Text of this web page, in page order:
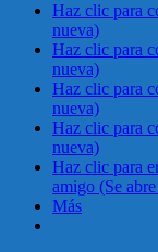
Haz clic para
nueva)
Haz clic para
nueva)
Haz clic para
nueva)
Haz clic para
nueva)
Haz clic para
amigo (Se
Más